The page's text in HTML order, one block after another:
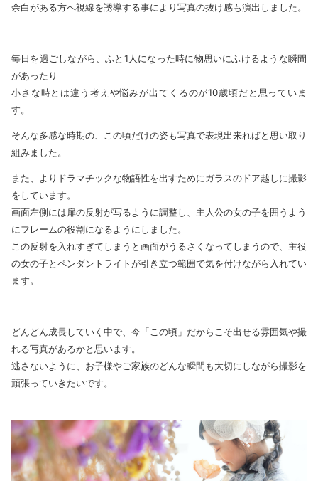
余白がある方へ視線を誘導する事により写真の抜け感も演出しました。
毎日を過ごしながら、ふと1人になった時に物思いにふけるような瞬間
があったり
小さな時とは違う考えや悩みが出てくるのが10歳頃だと思っていま
す。
そんな多感な時期の、この頃だけの姿も写真で表現出来ればと思い取り
組みました。
また、よりドラマチックな物語性を出すためにガラスのドア越しに撮影
をしています。
画面左側には扉の反射が写るように調整し、主人公の女の子を囲うよう
にフレームの役割になるようにしました。
この反射を入れすぎてしまうと画面がうるさくなってしまうので、主役
の女の子とペンダントライトが引き立つ範囲で気を付けながら入れてい
ます。
どんどん成長していく中で、今「この頃」だからこそ出せる雰囲気や撮
れる写真があるかと思います。
逃さないように、お子様やご家族のどんな瞬間も大切にしながら撮影を
頑張っていきたいです。